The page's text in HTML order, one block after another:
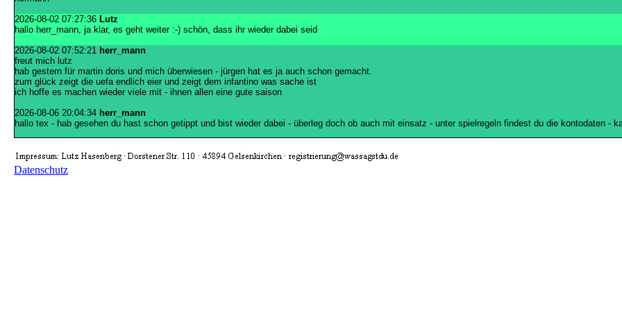
2026-08-02 07:27:36 Lutz
hallo herr_mann, ja klar, es geht weiter :-) schön, dass ihr wieder dabei seid
2026-08-02 07:52:21 herr_mann
freut mich lutz
hab gestern für martin doris und mich überwiesen - jürgen hat es ja auch schon gemacht.
zum glück zeigt die uefa endlich eier und zeigt dem infantino was sache ist
ich hoffe es machen wieder viele mit - ihnen allen eine gute saison
2026-08-06 20:04:34 herr_mann
hallo tex - hab gesehen du hast schon getippt und bist wieder dabei - überleg doch ob auch mit einsatz - unter spielregeln findest du die kontodaten -
Datenschutz